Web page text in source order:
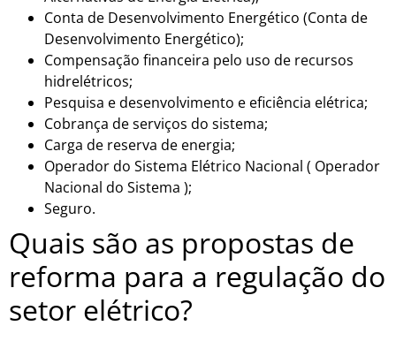
Conta de Desenvolvimento Energético (Conta de
Desenvolvimento Energético);
Compensação financeira pelo uso de recursos
hidrelétricos;
Pesquisa e desenvolvimento e eficiência elétrica;
Cobrança de serviços do sistema;
Carga de reserva de energia;
Operador do Sistema Elétrico Nacional ( Operador
Nacional do Sistema );
Seguro.
Quais são as propostas de
reforma para a regulação do
setor elétrico?